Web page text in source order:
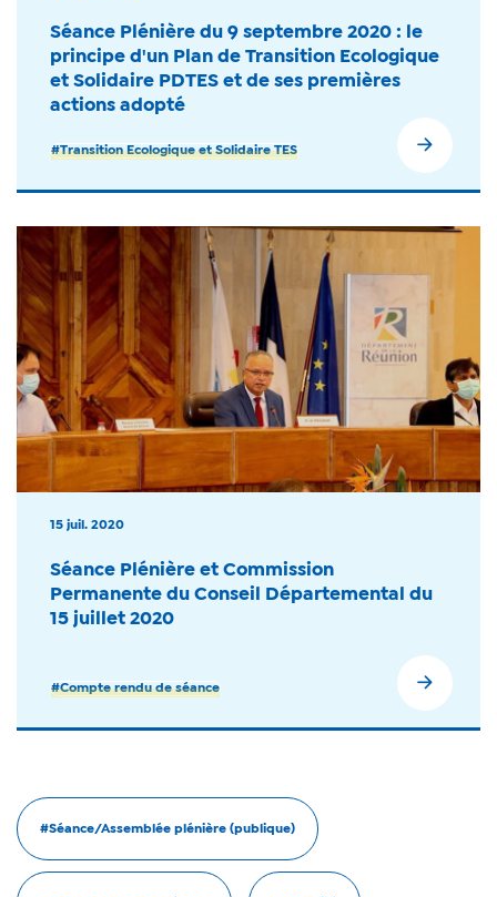
Séance Plénière du 9 septembre 2020 : le
principe d'un Plan de Transition Ecologique
et Solidaire PDTES et de ses premières
actions adopté
#Transition Ecologique et Solidaire TES
15 juil. 2020
Séance Plénière et Commission
Permanente du Conseil Départemental du
15 juillet 2020
#Compte rendu de séance
#Séance/Assemblée plénière (publique)